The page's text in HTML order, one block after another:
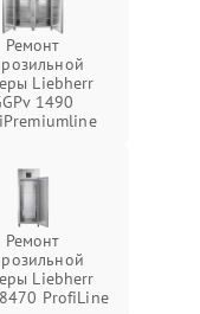
Ремонт
Liebherr
1490
Ремонт
Liebherr
8470 ProfiLine